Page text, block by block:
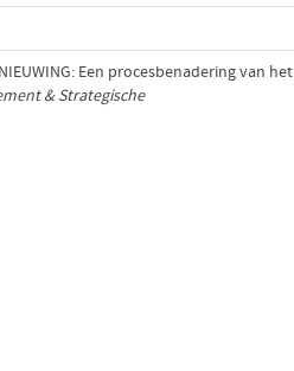
Een procesbenadering van het
& Strategische